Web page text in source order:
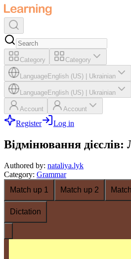
Category Category
LanguageEnglish (US) Ukrainian
LanguageEnglish (US) Ukrainian
Account Account
Register Log in
Відмінювання
Authored by: nataliya.lyk
Category: Grammar
Match up 1
Match up 2
Dictation